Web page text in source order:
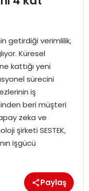
getirdiği verimlilik,
Küresel
kattığı yeni
sürecini
iş
beri müşteri
zeka ve
şirketi SESTEK,
işgücü
Paylaş